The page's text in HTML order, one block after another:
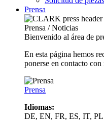
Prensa
Prensa / Noticias
Bienvenido al área de
En esta página hemos
ponerse en contacto
Prensa
Idiomas:
DE, EN, FR, ES, IT, PL